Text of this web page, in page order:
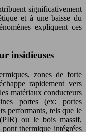
significativement
et à une baisse du
expliquent ces
insidieuses
zones de forte
rapidement vers
matériaux conducteurs
portes (ex: portes
performants, tels que le
ou le bois massif,
thermique intégrées